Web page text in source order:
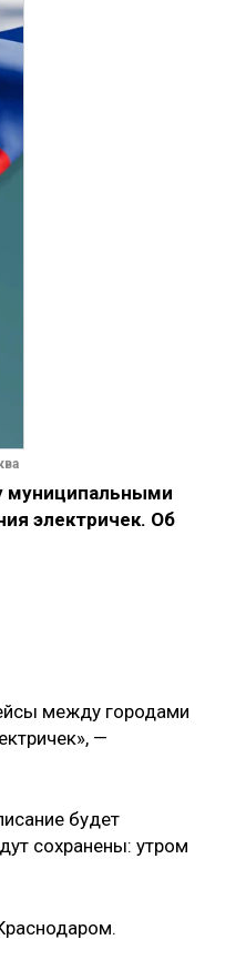
муниципальными
электричек. Об
между городами
—
будет
сохранены: утром